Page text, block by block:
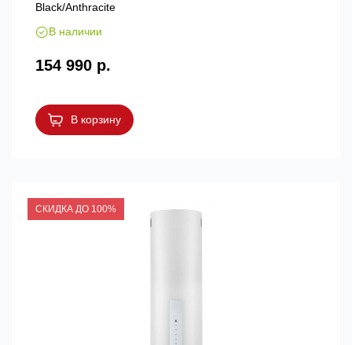
Black/Anthracite
В наличии
154 990 р.
В корзину
СКИДКА ДО 100%